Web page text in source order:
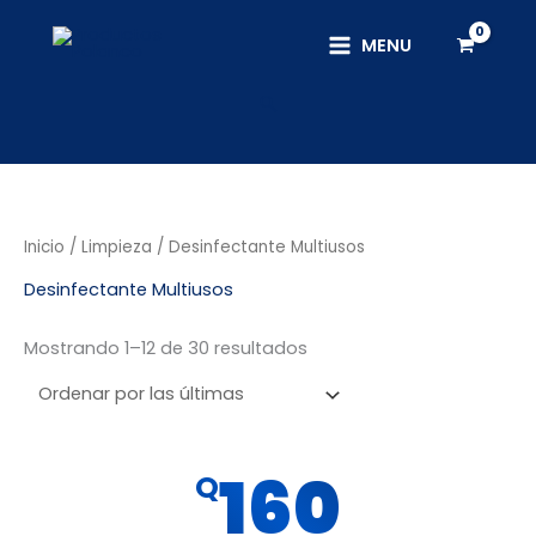
MENU
Inicio / Limpieza / Desinfectante Multiusos
Desinfectante Multiusos
Mostrando 1–12 de 30 resultados
Sorted
by
Q160
producto
tiene